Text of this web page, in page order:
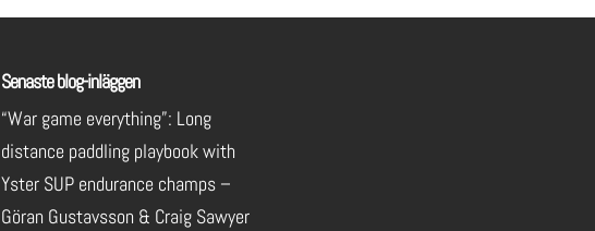
Senaste blog-inläggen
“War game everything”: Long
distance paddling playbook with
Yster SUP endurance champs –
Göran Gustavsson & Craig Sawyer